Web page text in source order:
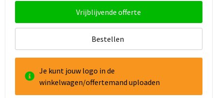
Vrijblijvende offerte
Bestellen
Je kunt jouw logo in de
winkelwagen/offertemand uploaden